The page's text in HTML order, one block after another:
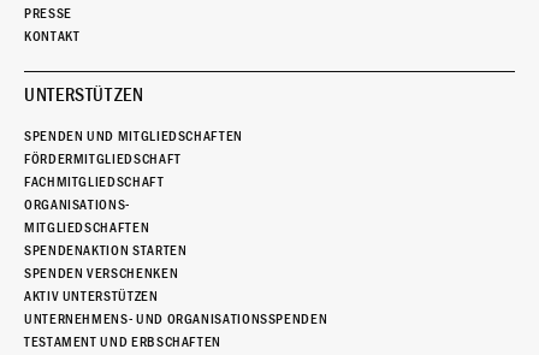
PRESSE
KONTAKT
UNTERSTÜTZEN
SPENDEN UND MITGLIEDSCHAFTEN
FÖRDERMITGLIEDSCHAFT
FACHMITGLIEDSCHAFT
ORGANISATIONS-
MITGLIEDSCHAFTEN
SPENDENAKTION STARTEN
SPENDEN VERSCHENKEN
AKTIV UNTERSTÜTZEN
UNTERNEHMENS- UND ORGANISATIONSSPENDEN
TESTAMENT UND ERBSCHAFTEN